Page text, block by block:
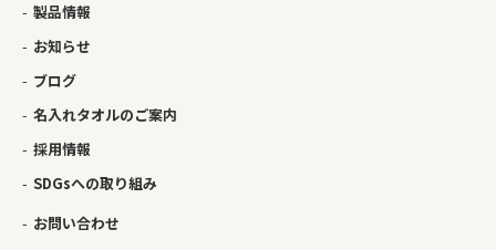
製品情報
お知らせ
ブログ
名入れタオルのご案内
採用情報
SDGsへの取り組み
お問い合わせ